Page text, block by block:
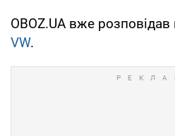
OBOZ.UA вже розповідав
VW.